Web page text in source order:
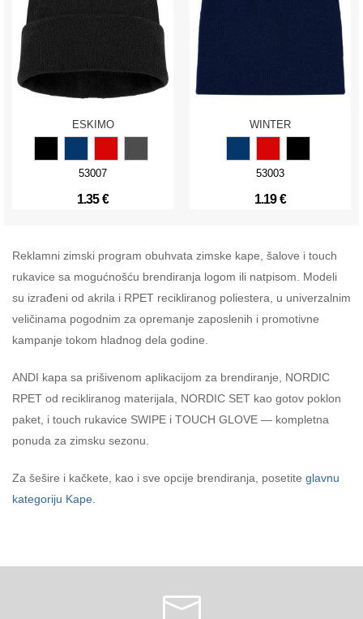
ESKIMO
53007
1.35 €
WINTER
53003
1.19 €
Reklamni zimski program obuhvata zimske kape, šalove i touch
rukavice sa mogućnošću brendiranja logom ili natpisom. Modeli
su izrađeni od akrila i RPET recikliranog poliestera, u univerzalnim
veličinama pogodnim za opremanje zaposlenih i promotivne
kampanje tokom hladnog dela godine.
ANDI kapa sa prišivenom aplikacijom za brendiranje, NORDIC
RPET od recikliranog materijala, NORDIC SET kao gotov poklon
paket, i touch rukavice SWIPE i TOUCH GLOVE — kompletna
ponuda za zimsku sezonu.
Za šešire i kačkete, kao i sve opcije brendiranja, posetite glavnu
kategoriju Kape